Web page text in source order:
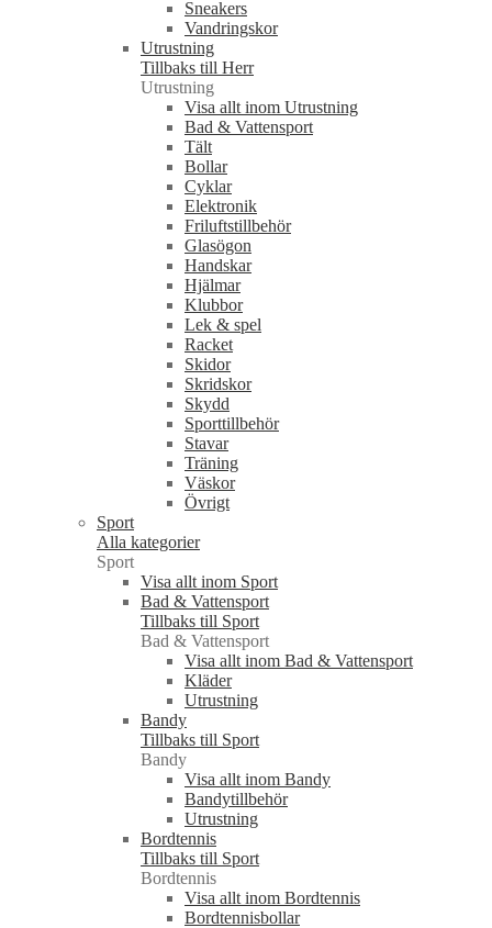
Sneakers
Vandringskor
Utrustning
Tillbaks till Herr
Utrustning
Visa allt inom Utrustning
Bad & Vattensport
Tält
Bollar
Cyklar
Elektronik
Friluftstillbehör
Glasögon
Handskar
Hjälmar
Klubbor
Lek & spel
Racket
Skidor
Skridskor
Skydd
Sporttillbehör
Stavar
Träning
Väskor
Övrigt
Sport
Alla kategorier
Sport
Visa allt inom Sport
Bad & Vattensport
Tillbaks till Sport
Bad & Vattensport
Visa allt inom Bad & Vattensport
Kläder
Utrustning
Bandy
Tillbaks till Sport
Bandy
Visa allt inom Bandy
Bandytillbehör
Utrustning
Bordtennis
Tillbaks till Sport
Bordtennis
Visa allt inom Bordtennis
Bordtennisbollar